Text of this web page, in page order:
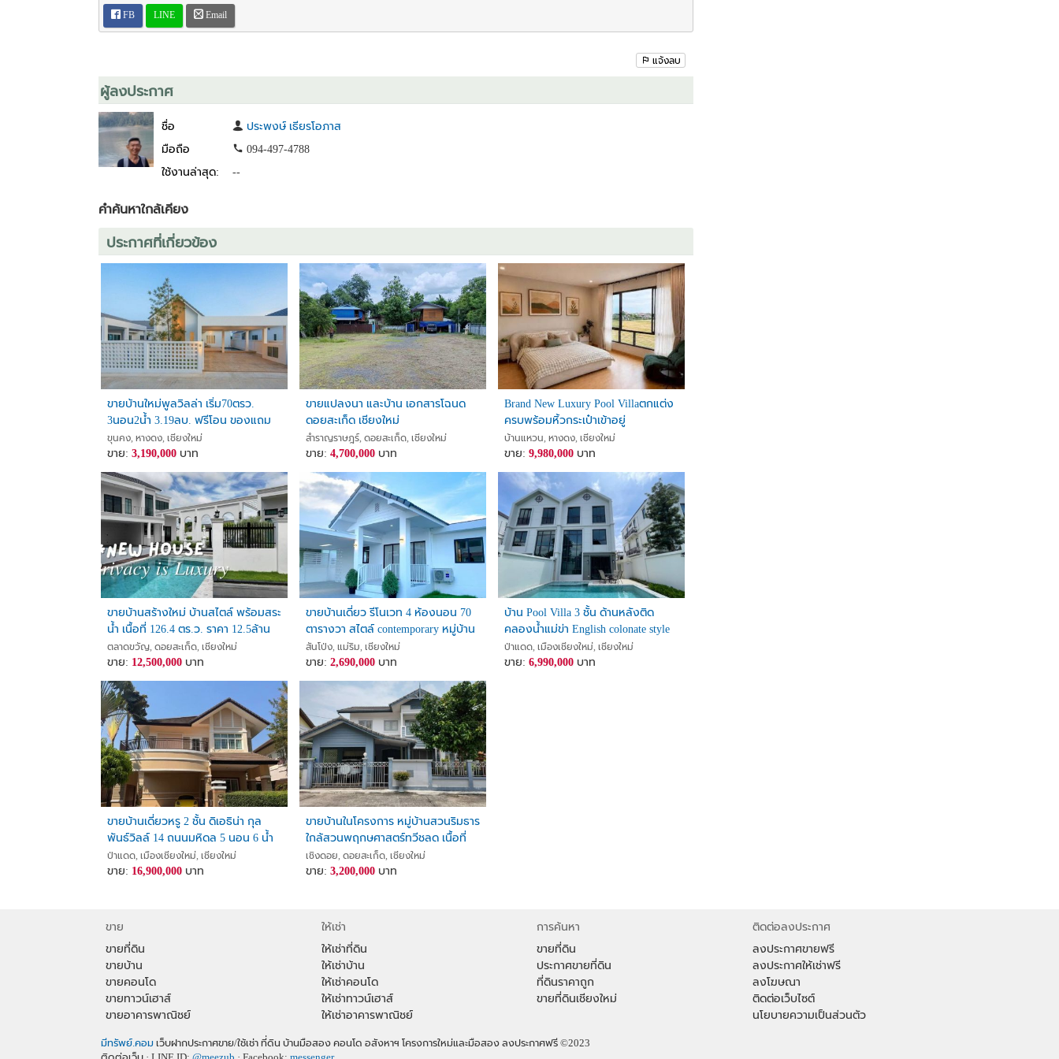
FB LINE Email
แจ้งลบ
ผู้ลงประกาศ
ชื่อ
ประพงษ์ เธียรโอภาส
มือถือ
094-497-4788
ใช้งานล่าสุด:
--
คำค้นหาใกล้เคียง
ประกาศที่เกี่ยวข้อง
ขายบ้านใหม่พูลวิลล่า เริ่ม70ตรว.
3นอน2น้ำ 3.19ลบ. ฟรีโอน ของแถม
สระว่ายน้ำ ใกล้บ้านถวาย ต.ขุนคง
อ.หางดง เชียงใหม่
ขุนคง, หางดง, เชียงใหม่
ขาย: 3,190,000บาท
ขายแปลงนา และบ้าน เอกสารโฉนด
ดอยสะเก็ด เชียงใหม่
สำราญราษฎร์, ดอยสะเก็ด, เชียงใหม่
ขาย:4,700,000 บาท
Brand New Luxury Pool Villaตกแต่ง
ครบพร้อมหิ้วกระเป๋าเข้าอยู่
เฟอร์นิเจอร์และเครื่องใช้ไฟฟ้าครบ
ครัน
บ้านแหวน, หางดง, เชียงใหม่
ขาย:9,980,000 บาท
ขายบ้านสร้างใหม่ บ้านสไตล์ พร้อมสระ
น้ำ เนื้อที่ 126.4 ตร.ว. ราคา 12.5ล้าน
ตลาดขวัญ, ดอยสะเก็ด, เชียงใหม่
ขาย: 12,500,000บาท
ขายบ้านเดี่ยว รีโนเวท 4 ห้องนอน 70
ตารางวา สไตล์ contemporary หมู่บ้าน
ธรินภรณ์ อำเภอแม่ริม จังหวัด
เชียงใหม่
สันโป่ง, แม่ริม, เชียงใหม่
ขาย:2,690,000 บาท
บ้าน Pool Villa 3 ชั้น ด้านหลังติด
คลองน้ำแม่ข่า English colonate style
& สถาปัตยกรรมยุโรปหรูหรา
ป่าแดด, เมืองเชียงใหม่, เชียงใหม่
ขาย:6,990,000 บาท
ขายบ้านเดี่ยวหรู 2 ชั้น ดิเอธิน่า กุล
พันธ์วิลล์ 14 ถนนมหิดล 5 นอน 6 น้ำ
พร้อมเฟอร์ฯ ราคา 16.9 ล้าน
ป่าแดด, เมืองเชียงใหม่, เชียงใหม่
ขาย: 16,900,000บาท
ขายบ้านในโครงการ หมู่บ้านสวนริมธาร
ใกล้สวนพฤกษศาสตร์ทวีชลด เนื้อที่
68 ตร.วา ราคา 3.2ล้าน
เชิงดอย, ดอยสะเก็ด, เชียงใหม่
ขาย:3,200,000 บาท
ขาย
ขายที่ดิน
ขายบ้าน
ขายคอนโด
ขายทาวน์เฮาส์
ขายอาคารพาณิชย์
ให้เช่า
ให้เช่าที่ดิน
ให้เช่าบ้าน
ให้เช่าคอนโด
ให้เช่าทาวน์เฮาส์
ให้เช่าอาคารพาณิชย์
การค้นหา
ขายที่ดิน
ประกาศขายที่ดิน
ที่ดินราคาถูก
ขายที่ดินเชียงใหม่
ติดต่อลงประกาศ
ลงประกาศขายฟรี
ลงประกาศให้เช่าฟรี
ลงโฆษณา
ติดต่อเว็บไซต์
นโยบายความเป็นส่วนตัว
มีทรัพย์.คอม เว็บฝากประกาศขาย/ใช้เช่า ที่ดิน บ้านมือสอง คอนโด อสังหาฯ โครงการใหม่และมือสอง ลงประกาศฟรี©2023